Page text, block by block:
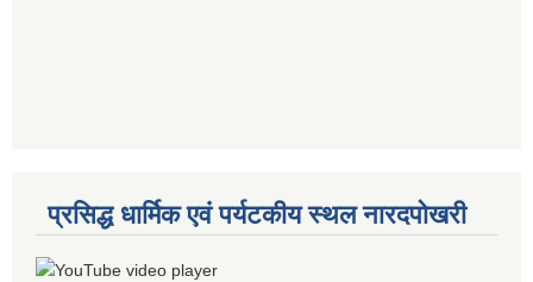
प्रसिद्ध धार्मिक एवं पर्यटकीय स्थल नारदपोखरी